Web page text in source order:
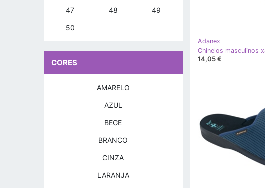
Adanex
14,05 €
47 48 49
50
CORES
AMARELO
AZUL
BEGE
BRANCO
CINZA
LARANJA